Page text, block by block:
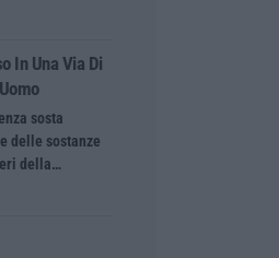
In Una Via Di
sosta
delle sostanze
della…